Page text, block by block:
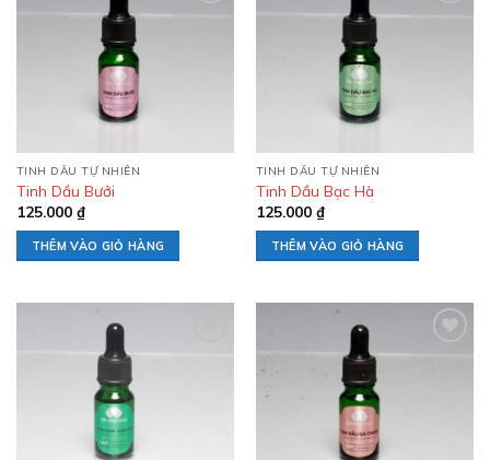
TINH DẦU TỰ NHIÊN
Tinh Dầu Bưởi
125.000 ₫
THÊM VÀO GIỎ HÀNG
TINH DẦU TỰ NHIÊN
Tinh Dầu Bạc Hà
125.000 ₫
THÊM VÀO GIỎ HÀNG